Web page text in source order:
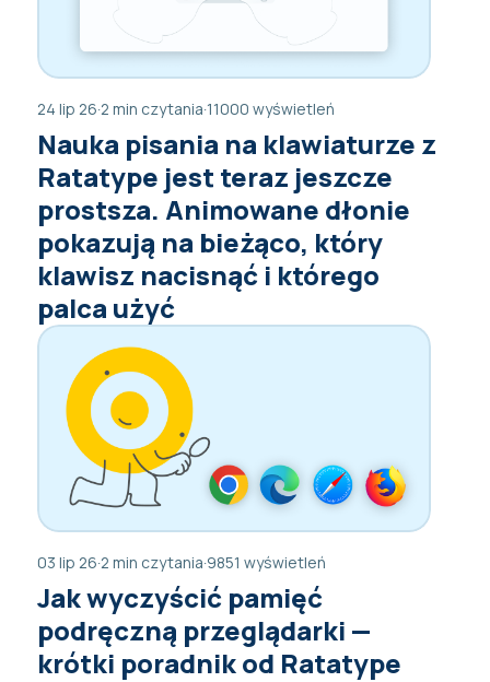
24 lip 26·2 min czytania·11000 wyświetleń
Nauka pisania na klawiaturze z
Ratatype jest teraz jeszcze
prostsza. Animowane dłonie
pokazują na bieżąco, który
klawisz nacisnąć i którego
palca użyć
03 lip 26·2 min czytania·9851 wyświetleń
Jak wyczyścić pamięć
podręczną przeglądarki —
krótki poradnik od Ratatype